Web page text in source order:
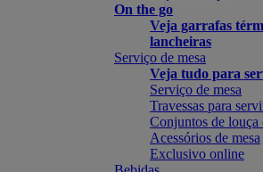
On the go
Veja garrafas
lancheiras
Serviço de mesa
Veja tudo para
Serviço de mesa
Travessas para
Conjuntos de louça
Acessórios de mesa
Exclusivo online